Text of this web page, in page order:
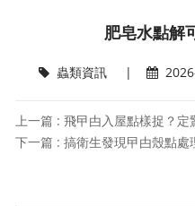
肥皂水點解
蟲類資訊|
上一篇 : 飛曱甴入屋點樣捉？定
下一篇 : 搞衛生發現曱甴殼點處